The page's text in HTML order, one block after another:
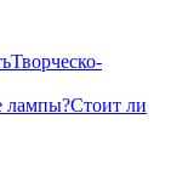
Творческо-
Стоит ли